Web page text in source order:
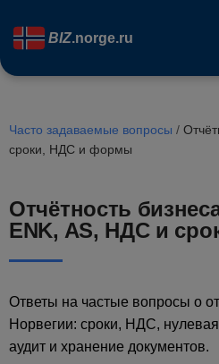
BIZ.norge.ru
Часто задаваемые вопросы /
сроки, НДС и формы
Отчётность
ENK, AS, НДС и
Ответы на частые вопросы о
Норвегии: сроки, НДС,
аудит и хранение документов.